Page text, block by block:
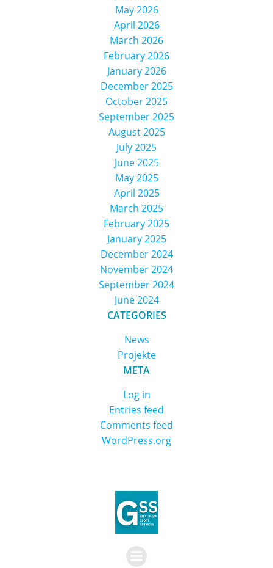
May 2026
April 2026
March 2026
February 2026
January 2026
December 2025
October 2025
September 2025
August 2025
July 2025
June 2025
May 2025
April 2025
March 2025
February 2025
January 2025
December 2024
November 2024
September 2024
June 2024
CATEGORIES
News
Projekte
META
Log in
Entries feed
Comments feed
WordPress.org